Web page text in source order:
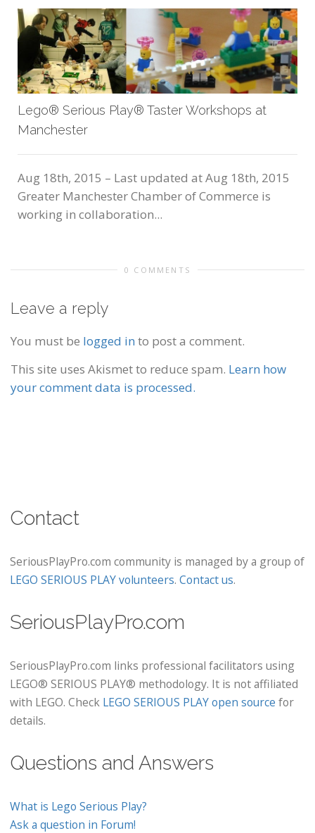
Lego® Serious Play® Taster Workshops at
Manchester
Aug 18th, 2015 – Last updated at Aug 18th, 2015
Greater Manchester Chamber of Commerce is
working in collaboration...
0 COMMENTS
Leave a reply
You must be logged in to post a comment.
This site uses Akismet to reduce spam. Learn how
your comment data is processed.
Contact
SeriousPlayPro.com community is managed by a group of
LEGO SERIOUS PLAY volunteers. Contact us.
SeriousPlayPro.com
SeriousPlayPro.com links professional facilitators using
LEGO® SERIOUS PLAY® methodology. It is not affiliated
with LEGO. Check LEGO SERIOUS PLAY open source for
details.
Questions and Answers
What is Lego Serious Play?
Ask a question in Forum!